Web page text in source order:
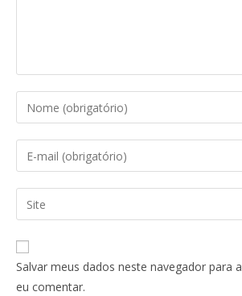
Salvar meus dados neste navegador para
eu comentar.